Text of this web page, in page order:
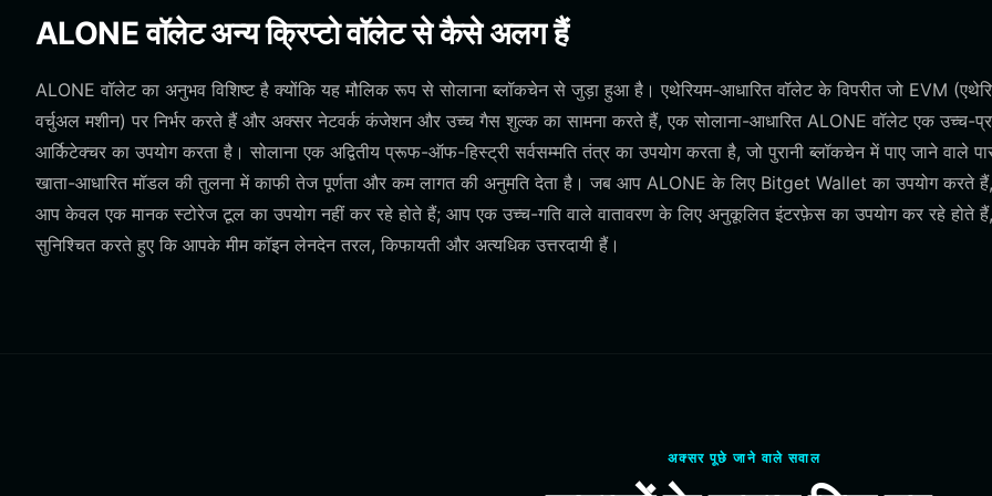
ALONE वॉलेट अन्य क्रिप्टो वॉलेट से कैसे अलग हैं
ALONE वॉलेट का अनुभव विशिष्ट है क्योंकि यह मौलिक रूप से सोलाना ब्लॉकचेन से जुड़ा हुआ है। एथेरियम-आधारित वॉलेट के विपरीत जो EVM
वर्चुअल मशीन) पर निर्भर करते हैं और अक्सर नेटवर्क कंजेशन और उच्च गैस शुल्क का सामना करते हैं, एक सोलाना-आधारित ALONE वॉलेट एक उच्च-
आर्किटेक्चर का उपयोग करता है। सोलाना एक अद्वितीय प्रूफ-ऑफ-हिस्ट्री सर्वसम्मति तंत्र का उपयोग करता है, जो पुरानी ब्लॉकचेन में पाए जाने वाले
खाता-आधारित मॉडल की तुलना में काफी तेज पूर्णता और कम लागत की अनुमति देता है। जब आप ALONE के लिए Bitget Wallet का उपयोग करते
आप केवल एक मानक स्टोरेज टूल का उपयोग नहीं कर रहे होते हैं; आप एक उच्च-गति वाले वातावरण के लिए अनुकूलित इंटरफ़ेस का उपयोग कर रहे होते
सुनिश्चित करते हुए कि आपके मीम कॉइन लेनदेन तरल, किफायती और अत्यधिक उत्तरदायी हैं।
अक्सर पूछे जाने वाले सवाल